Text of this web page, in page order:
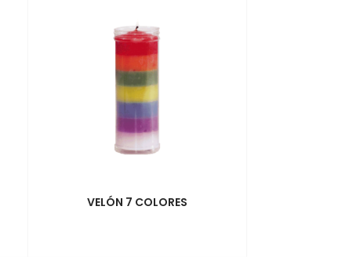
VELÓN 7 COLORES